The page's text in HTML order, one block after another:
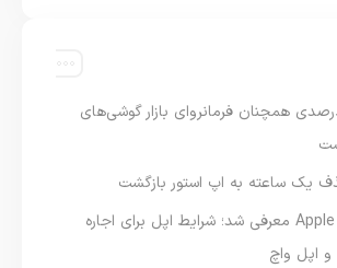
با سهم ۶۵ درصدی همچنان فرمانروای بازار گوشی‌های
یک ساعته به اپ استور بازگشت
برنامه Apple Upgrade معرفی شد؛ شرایط اپل برای اجاره
و اپل واچ